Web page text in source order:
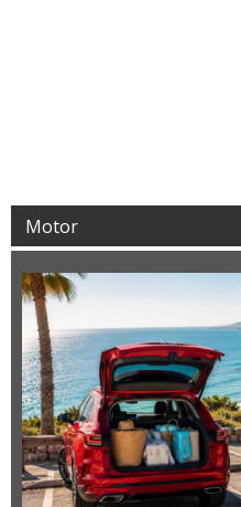
Motor